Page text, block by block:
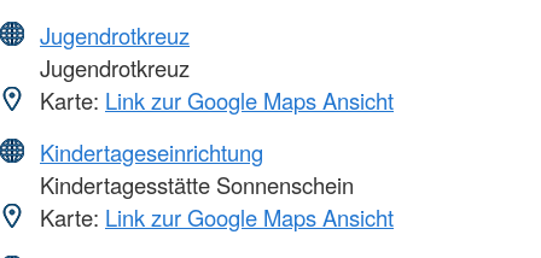
Jugendrotkreuz
Jugendrotkreuz
Karte: Link zur Google Maps Ansicht
Kindertageseinrichtung
Kindertagesstätte Sonnenschein
Karte: Link zur Google Maps Ansicht